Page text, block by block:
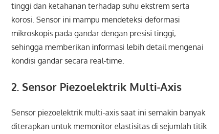
tinggi dan ketahanan terhadap suhu ekstrem serta
korosi. Sensor ini mampu mendeteksi deformasi
mikroskopis pada gandar dengan presisi tinggi,
sehingga memberikan informasi lebih detail mengenai
kondisi gandar secara real-time.
2. Sensor Piezoelektrik Multi-Axis
Sensor piezoelektrik multi-axis saat ini semakin banyak
diterapkan untuk memonitor elastisitas di sejumlah titik